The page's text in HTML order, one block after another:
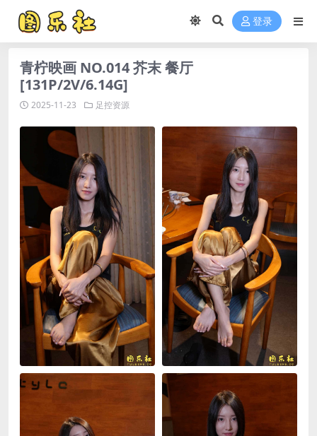
登录
青柠映画 NO.014 芥末 餐厅
[131P/2V/6.14G]
2025-11-23 足控资源